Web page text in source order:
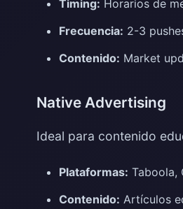
Timing: Horarios de
Frecuencia: 2-3
Contenido: Market
Native Advertising
Ideal para contenido
Plataformas: Taboola,
Contenido: Artículos